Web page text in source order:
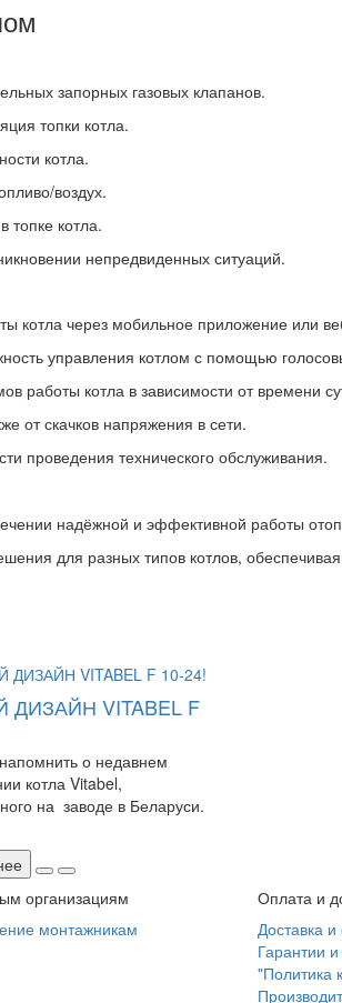
запорных газовых клапанов.
топки котла.
котла.
воздух.
топке котла.
непредвиденных ситуаций.
котла через мобильное приложение или
управления котлом с помощью
работы котла в зависимости от времени
от скачков напряжения в сети.
проведения технического обслуживания.
надёжной и эффективной работы
для разных типов котлов,
VITABEL F
о недавнем
котла Vitabel,
на заводе в Беларуси.
организациям
монтажникам
Оплата и
Доставка
Гарантии
"Политика